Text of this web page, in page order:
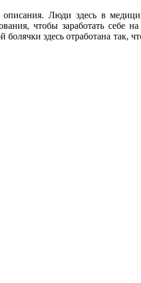
описания. Люди здесь в
чтобы заработать себе
здесь отработана так,